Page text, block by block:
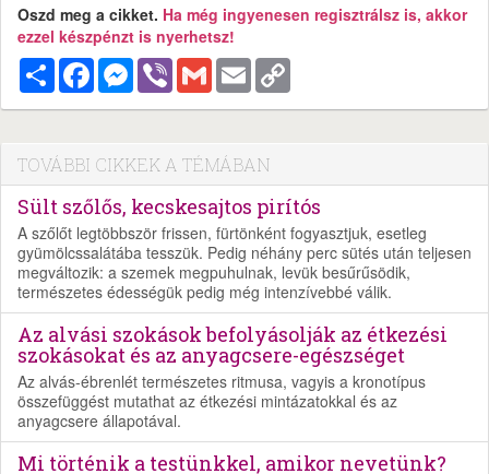
Oszd meg a cikket. Ha még ingyenesen regisztrálsz is, akkor
ezzel készpénzt is nyerhetsz!
MegosztásFacebookMessenger
Viber Gmail Email
TOVÁBBI CIKKEK A TÉMÁBAN
Sült szőlős, kecskesajtos pirítós
A szőlőt legtöbbször frissen, fürtönként fogyasztjuk, esetleg
gyümölcssalátába tesszük. Pedig néhány perc sütés után teljesen
megváltozik: a szemek megpuhulnak, levük besűrűsödik,
természetes édességük pedig még intenzívebbé válik.
Az alvási szokások befolyásolják az étkezési
szokásokat és az anyagcsere-egészséget
Az alvás-ébrenlét természetes ritmusa, vagyis a kronotípus
összefüggést mutathat az étkezési mintázatokkal és az
anyagcsere állapotával.
Mi történik a testünkkel, amikor nevetünk?